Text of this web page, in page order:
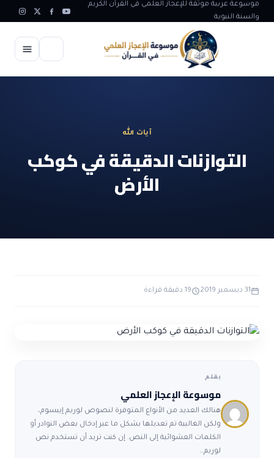
موسوعة عربية موثقة للإعجاز العلمي في القرآن الكريم
والسنة النبوية
الاعجاز الغيبي في القرآن
الاعجاز في علوم الفلك والفضاء
الاعجاز البياني و اللغوي في القرآن
الاعجاز التشريعي في القرآن
آيات الله في جسم الانسان
حول القراّن
تواصل معنا
آيات الله
التوازنات الدقيقة في كوكب
الأرض
31 ديسمبر 2019 19 دقيقة قراءة
بقلم
موسوعة الإعجاز العلمي
هنالك العديد من الأنواع المتوفرة لنصوص لوريم إيبسوم،
ولكن الغالبية تم تعديلها بشكل ما عبر إدخال بعض النوادر أو
الكلمات العشوائية إلى النص. إن كنت تريد أن تستخدم نص
لوريم…